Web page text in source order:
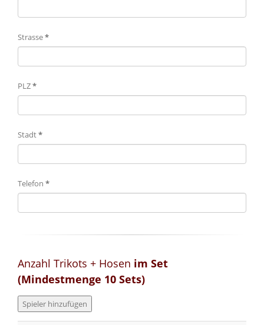
Strasse*
PLZ*
Stadt*
Telefon *
Anzahl Trikots + Hosen im Set
(Mindestmenge 10 Sets)